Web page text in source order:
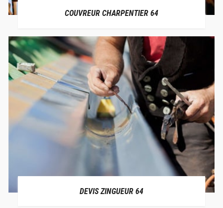
COUVREUR CHARPENTIER 64
DEVIS ZINGUEUR 64